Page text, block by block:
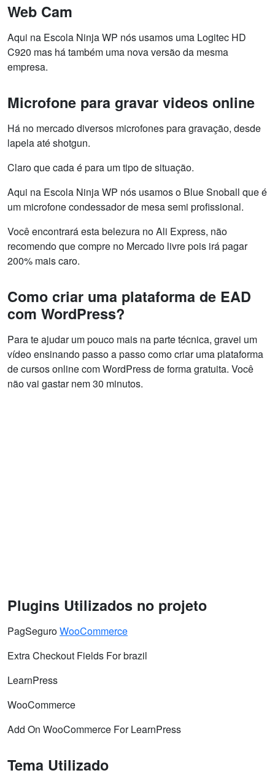
Web Cam
Aqui na Escola Ninja WP nós usamos uma Logitec HD
C920 mas há também uma nova versão da mesma
empresa.
Microfone para gravar videos online
Há no mercado diversos microfones para gravação, desde
lapela até shotgun.
Claro que cada é para um tipo de situação.
Aqui na Escola Ninja WP nós usamos o Blue Snoball que é
um microfone condessador de mesa semi profissional.
Você encontrará esta belezura no Ali Express, não
recomendo que compre no Mercado livre pois irá pagar
200% mais caro.
Como criar uma plataforma de EAD
com WordPress?
Para te ajudar um pouco mais na parte técnica, gravei um
vídeo ensinando passo a passo como criar uma plataforma
de cursos online com WordPress de forma gratuita. Você
não vai gastar nem 30 minutos.
Plugins Utilizados no projeto
PagSeguroWooCommerce
Extra Checkout Fields For brazil
LearnPress
WooCommerce
Add On WooCommerce For LearnPress
Tema Utilizado